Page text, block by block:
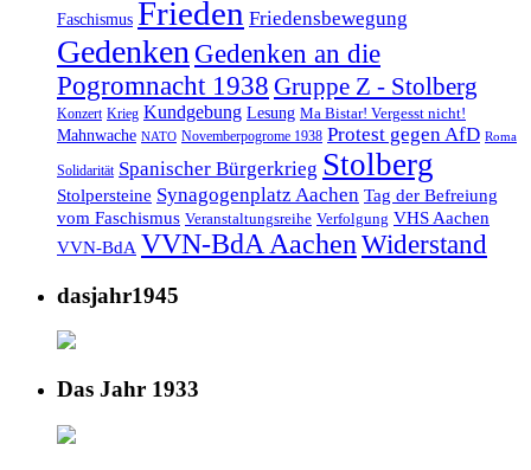
Faschismus Frieden Friedensbewegung
Gedenken Gedenken an die
Pogromnacht 1938 Gruppe Z - Stolberg
Konzert Krieg Kundgebung Lesung Ma Bistar! Vergesst nicht!
Mahnwache NATO Novemberpogrome 1938 Protest gegen AfD Roma
Solidarität Spanischer Bürgerkrieg Stolberg
Stolpersteine Synagogenplatz Aachen Tag der Befreiung
vom Faschismus Veranstaltungsreihe Verfolgung VHS Aachen
VVN-BdA VVN-BdA AachenWiderstand
dasjahr1945
Das Jahr 1933